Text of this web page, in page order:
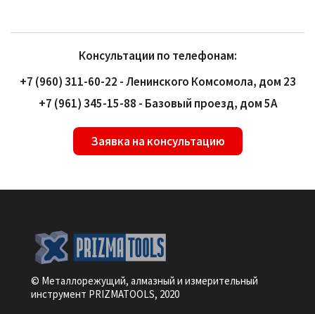
Консультации по телефонам:
+7 (960) 311-60-22 - Ленинского Комсомола, дом 23
+7 (961) 345-15-88 - Базовый проезд, дом 5А
Заявка на консультацию
© Металлорежущий, алмазный и измерительный
инструмент PRIZMATOOLS, 2020